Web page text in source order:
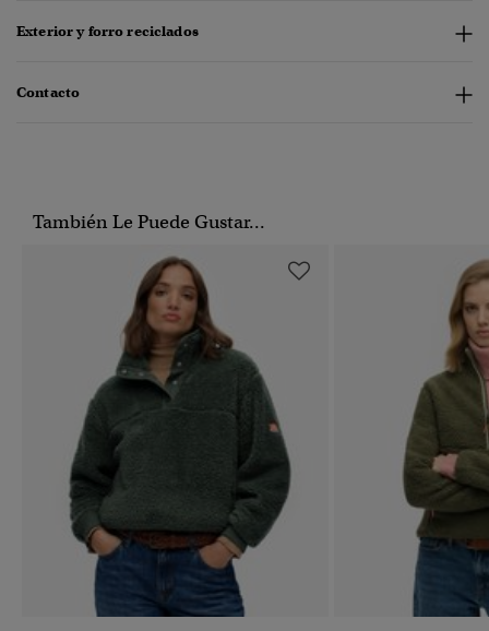
Exterior y forro reciclados
Contacto
También Le Puede Gustar...